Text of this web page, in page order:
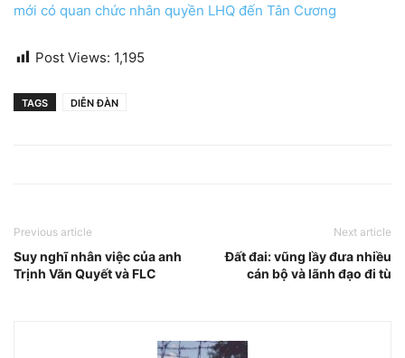
mới có quan chức nhân quyền LHQ đến Tân Cương
Post Views: 1,195
TAGS DIỄN ĐÀN
Previous article
Suy nghĩ nhân việc của anh
Trịnh Văn Quyết và FLC
Next article
Đất đai: vũng lầy đưa nhiều
cán bộ và lãnh đạo đi tù